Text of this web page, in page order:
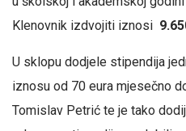
Klenovnik izdvojiti iznosi
U sklopu dodjele stipendija
iznosu od 70 eura mjesečno
Tomislav Petrić te je tako